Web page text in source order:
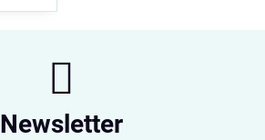
Newsletter